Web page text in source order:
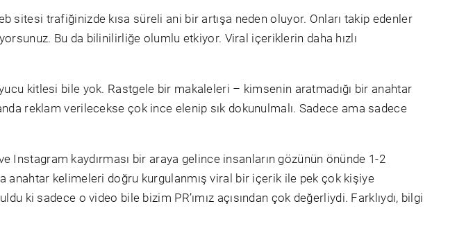
trafiğinizde kısa süreli ani bir artışa neden oluyor. Onları takip edenler
Bu da bilinilirliğe olumlu etkiyor. Viral içeriklerin daha hızlı
kitlesi bile yok. Rastgele bir makaleleri – kimsenin aratmadığı bir anahtar
reklam verilecekse çok ince elenip sık dokunulmalı. Sadece ama sadece
Instagram kaydırması bir araya gelince insanların gözünün önünde 1-2
anahtar kelimeleri doğru kurgulanmış viral bir içerik ile pek çok kişiye
ki sadece o video bile bizim PR’ımız açısından çok değerliydi. Farklıydı, bilgi